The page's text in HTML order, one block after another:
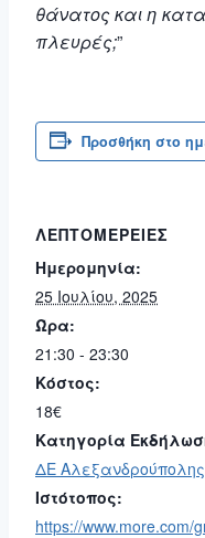
θάνατος και η
πλευρές;”
Προσθήκη στο
ΛΕΠΤΟΜΈΡΕΙΕΣ
Ημερομηνία:
25 Ιουλίου, 2025
Ώρα:
21:30 - 23:30
Κόστος:
18€
Κατηγορία
ΔΕ Αλεξανδρούπολης
Ιστότοπος:
https://www.more.com/